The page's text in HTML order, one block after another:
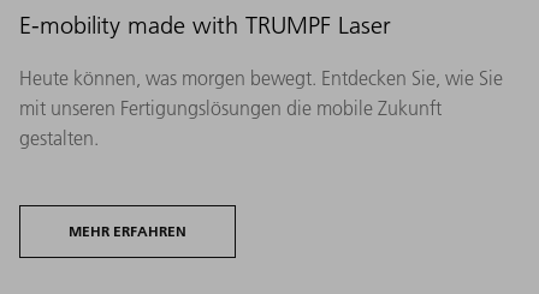
E-mobility made with TRUMPF Laser
Heute können, was morgen bewegt. Entdecken Sie, wie Sie
mit unseren Fertigungslösungen die mobile Zukunft
gestalten.
MEHR ERFAHREN